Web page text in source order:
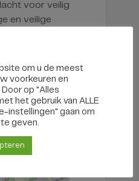
voor veilig
en veilige
om u de meest
voorkeuren en
op "Alles
het gebruik van ALLE
instellingen" gaan om
geven.